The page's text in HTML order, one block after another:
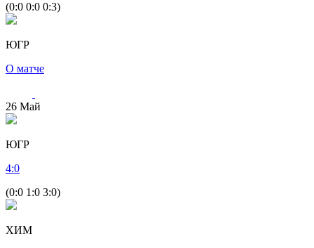
(0:0 0:0 0:3)
ЮГР
О матче
26 Май
ЮГР
4:0
(0:0 1:0 3:0)
ХИМ